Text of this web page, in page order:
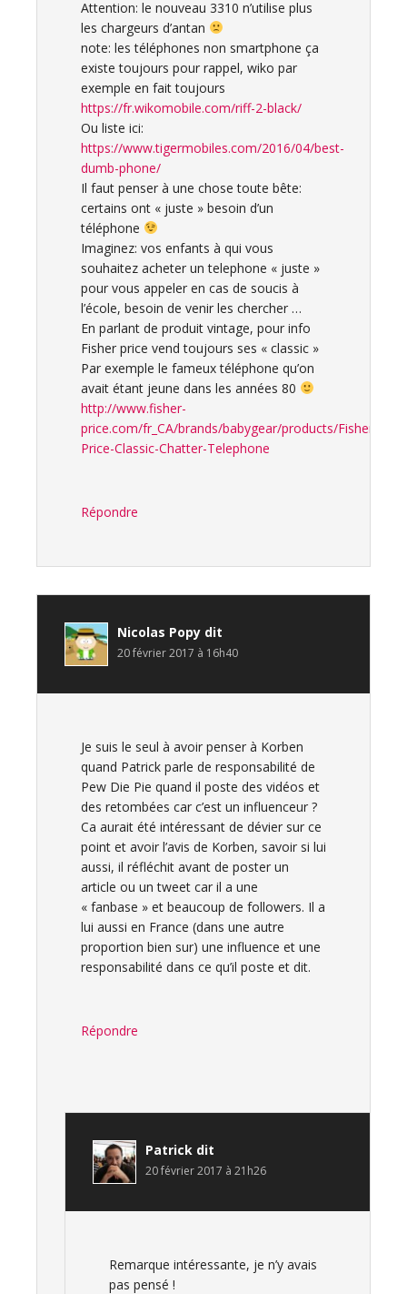
Attention: le nouveau 3310 n’utilise plus
les chargeurs d’antan
note: les téléphones non smartphone ça
existe toujours pour rappel, wiko par
exemple en fait toujours
https://fr.wikomobile.com/riff-2-black/
Ou liste ici:
https://www.tigermobiles.com/2016/04/best-
dumb-phone/
Il faut penser à une chose toute bête:
certains ont « juste » besoin d’un
téléphone
Imaginez: vos enfants à qui vous
souhaitez acheter un telephone « juste »
pour vous appeler en cas de soucis à
l’école, besoin de venir les chercher …
En parlant de produit vintage, pour info
Fisher price vend toujours ses « classic »
Par exemple le fameux téléphone qu’on
avait étant jeune dans les années 80
http://www.fisher-
price.com/fr_CA/brands/babygear/products/Fisher-
Price-Classic-Chatter-Telephone
Répondre
Nicolas Popy dit
20 février 2017 à 16h40
Je suis le seul à avoir penser à Korben
quand Patrick parle de responsabilité de
Pew Die Pie quand il poste des vidéos et
des retombées car c’est un influenceur ?
Ca aurait été intéressant de dévier sur ce
point et avoir l’avis de Korben, savoir si lui
aussi, il réfléchit avant de poster un
article ou un tweet car il a une
« fanbase » et beaucoup de followers. Il a
lui aussi en France (dans une autre
proportion bien sur) une influence et une
responsabilité dans ce qu’il poste et dit.
Répondre
Patrick dit
20 février 2017 à 21h26
Remarque intéressante, je n’y avais
pas pensé !